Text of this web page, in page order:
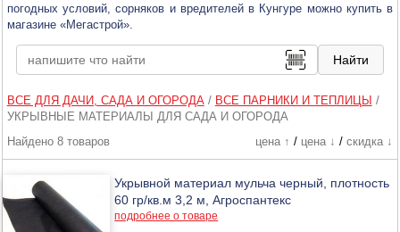
погодных условий, сорняков и вредителей в Кунгуре можно купить в
магазине «Мегастрой».
ВСЕ ДЛЯ ДАЧИ, САДА И ОГОРОДА/ ВСЕ ПАРНИКИ И ТЕПЛИЦЫ /
УКРЫВНЫЕ МАТЕРИАЛЫ ДЛЯ САДА И ОГОРОДА
Найдено 8 товаров
цена ↑ / цена ↓ / скидка ↓
Укрывной материал мульча черный, плотность
60 гр/кв.м 3,2 м, Агроспантекс
подробнее о товаре